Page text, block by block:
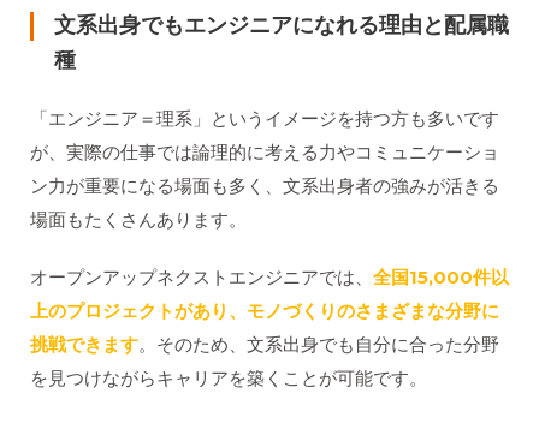
文系出身でもエンジニアになれる理由と配属職
種
「エンジニア＝理系」というイメージを持つ方も多いです
が、実際の仕事では論理的に考える力やコミュニケーショ
ン力が重要になる場面も多く、文系出身者の強みが活きる
場面もたくさんあります。
オープンアップネクストエンジニアでは、 全国15,000件以
上のプロジェクトがあり、モノづくりのさまざまな分野に
挑戦できます。そのため、文系出身でも自分に合った分野
を見つけながらキャリアを築くことが可能です。